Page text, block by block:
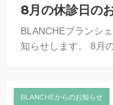
8月の休診日の
BLANCHEブランシ
知らせします。 8月
BLANCHEからのお知らせ